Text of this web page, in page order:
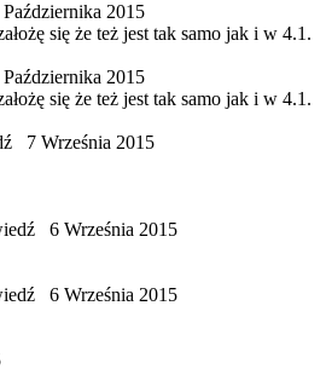
Października 2015
się że też jest tak samo jak i w 4.1.
Października 2015
się że też jest tak samo jak i w 4.1.
7 Września 2015
6 Września 2015
6 Września 2015